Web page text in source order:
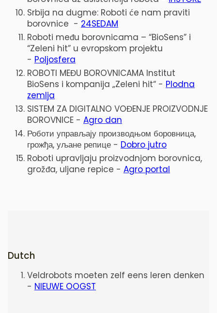
Srbija na dugme: Roboti će nam praviti
borovnice - 24SEDAM
Roboti među borovnicama – “BioSens” i
“Zeleni hit” u evropskom projektu
- Poljosfera
ROBOTI MEĐU BOROVNICAMA Institut
BioSens i kompanija „Zeleni hit“ - Plodna
zemlja
SISTEM ZA DIGITALNO VOĐENJE PROIZVODNJE
BOROVNICE - Agro dan
Роботи управљају производњом боровница,
грожђа, уљане репице - Dobro jutro
Roboti upravljaju proizvodnjom borovnica,
grožđa, uljane repice - Agro portal
Dutch
Veldrobots moeten zelf eens leren denken
- NIEUWE OOGST